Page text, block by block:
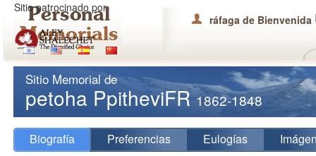
Sitio patrocinado por
ráfaga de Bienvenida
Sitio Memorial de
petoha PpitheviFR1862-1848
Biografía Preferencias Eulogías